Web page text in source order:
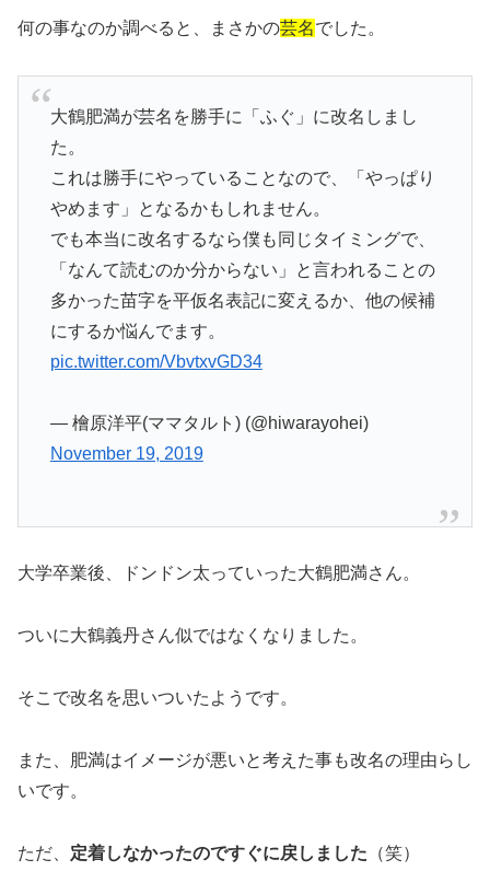
何の事なのか調べると、まさかの芸名でした。
大鶴肥満が芸名を勝手に「ふぐ」に改名しまし
た。
これは勝手にやっていることなので、「やっぱり
やめます」となるかもしれません。
でも本当に改名するなら僕も同じタイミングで、
「なんて読むのか分からない」と言われることの
多かった苗字を平仮名表記に変えるか、他の候補
にするか悩んでます。
pic.twitter.com/VbvtxvGD34
— 檜原洋平(ママタルト) (@hiwarayohei)
November 19, 2019
大学卒業後、ドンドン太っていった大鶴肥満さん。
ついに大鶴義丹さん似ではなくなりました。
そこで改名を思いついたようです。
また、肥満はイメージが悪いと考えた事も改名の理由らし
いです。
ただ、 定着しなかったのですぐに戻しました （笑）